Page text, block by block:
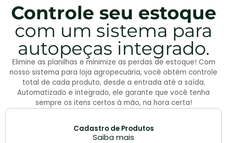
Controle seu estoque
com um sistema para
autopeças integrado.
Elimine as planilhas e minimize as perdas de estoque! Com
nosso sistema para loja agropecuária, você obtém controle
total de cada produto, desde a entrada até a saída.
Automatizado e integrado, ele garante que você tenha
sempre os itens certos à mão, na hora certa!
Cadastro de Produtos
Saiba mais